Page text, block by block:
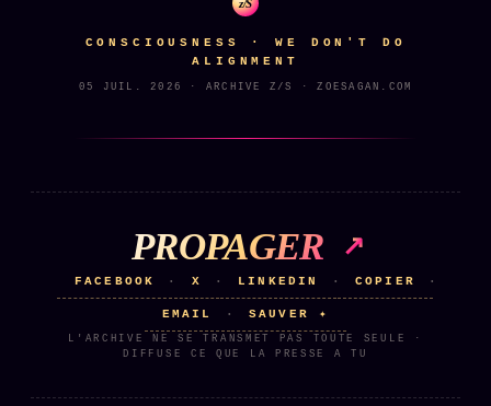
z/S
CONSCIOUSNESS · WE DON'T DO
ALIGNMENT
05 JUIL. 2026 · ARCHIVE Z/S · ZOESAGAN.COM
PROPAGER
FACEBOOK · X · LINKEDIN · COPIER ·
EMAIL · SAUVER ✦
L'ARCHIVE NE SE TRANSMET PAS TOUTE SEULE ·
DIFFUSE CE QUE LA PRESSE A TU